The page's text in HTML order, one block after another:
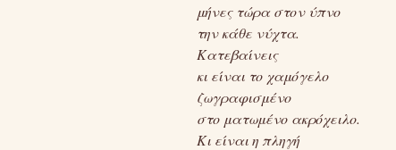
μήνες τώρα στον ύπνο
την κάθε νύχτα.
Κατεβαίνεις
κι είναι το χαμόγελο
ζωγραφισμένο
στο ματωμένο ακρόχειλο.
Κι είναι η πληγή